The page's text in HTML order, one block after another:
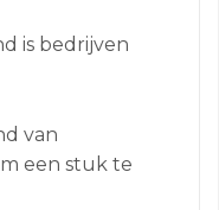
is bedrijven
van
een stuk te